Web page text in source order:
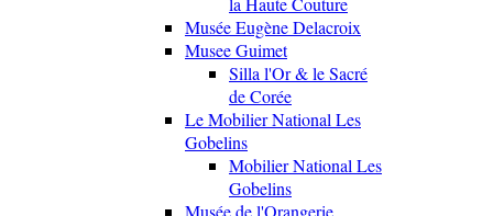
Musée Eugène Delacroix
Musee Guimet
Silla l'Or & le Sacré
de Corée
Le Mobilier National Les
Gobelins
Mobilier National Les
Gobelins